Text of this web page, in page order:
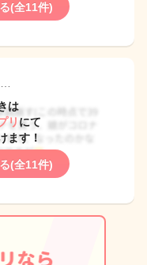
(全11件)
は
リ にて
ます！
(全11件)